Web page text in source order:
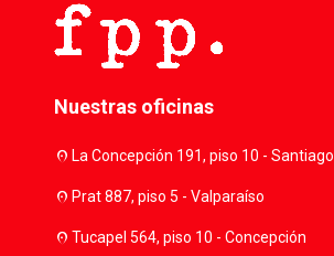
Nuestras oficinas
location_onLa Concepción 191, piso 10 - Santiago
location_onPrat 887, piso 5 - Valparaíso
location_onTucapel 564, piso 10 - Concepción